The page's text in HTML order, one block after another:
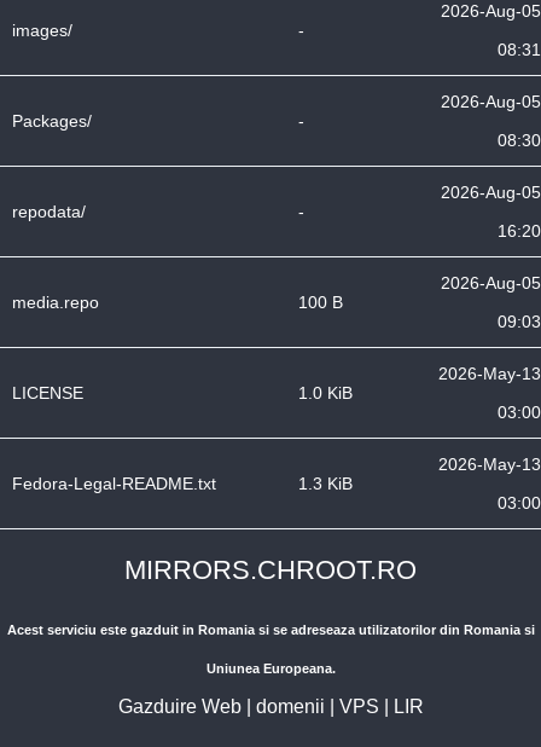
images/ -
2026-Aug-05
08:31
Packages/ -
2026-Aug-05
08:30
repodata/ -
2026-Aug-05
16:20
media.repo 100 B
2026-Aug-05
09:03
LICENSE 1.0 KiB
2026-May-13
03:00
Fedora-Legal-README.txt 1.3 KiB
2026-May-13
03:00
MIRRORS.CHROOT.RO
Acest serviciu este gazduit in Romania si se adreseaza utilizatorilor din Romania si
Uniunea Europeana.
Gazduire Web| domenii VPS LIR